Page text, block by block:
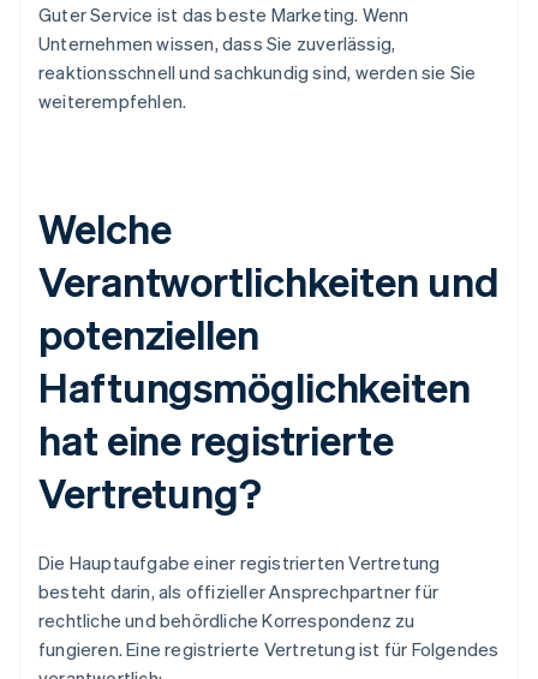
Guter Service ist das beste Marketing. Wenn
Unternehmen wissen, dass Sie zuverlässig,
reaktionsschnell und sachkundig sind, werden sie Sie
weiterempfehlen.
Welche
Verantwortlichkeiten und
potenziellen
Haftungsmöglichkeiten
hat eine registrierte
Vertretung?
Die Hauptaufgabe einer registrierten Vertretung
besteht darin, als offizieller Ansprechpartner für
rechtliche und behördliche Korrespondenz zu
fungieren. Eine registrierte Vertretung ist für Folgendes